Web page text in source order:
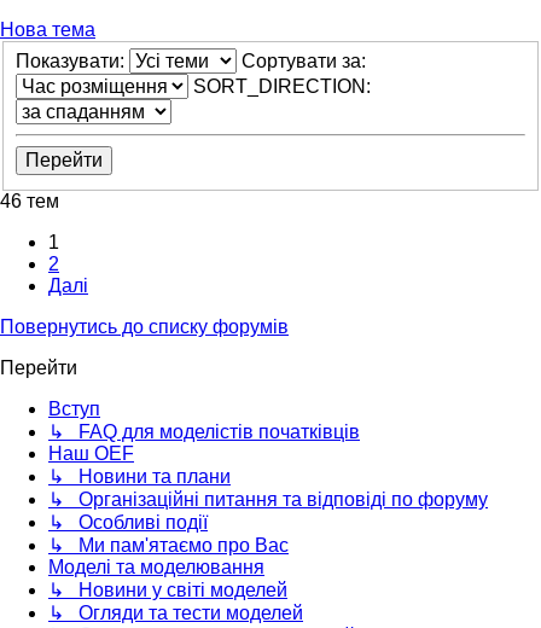
Нова тема
Показувати:
Сортувати за:
SORT_DIRECTION:
46 тем
1
2
Далі
Повернутись до списку форумів
Перейти
Вступ
↳ FAQ для моделістів початківців
Наш OEF
↳ Новини та плани
↳ Організаційні питання та відповіді по форуму
↳ Особливі події
↳ Ми пам'ятаємо про Вас
Моделі та моделювання
↳ Новини у світі моделей
↳ Огляди та тести моделей